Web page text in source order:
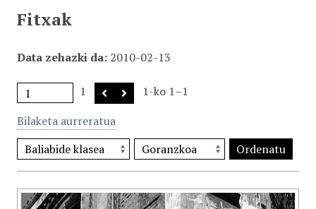
Fitxak
Data zehazki da 2010-02-13
1
1-ko 1–1
Bilaketa aurreratua
Ordenatu